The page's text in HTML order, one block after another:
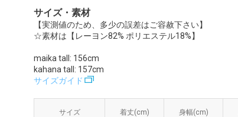
サイズ・素材
【実測値のため、多少の誤差はご容赦下さい】
☆素材は【レーヨン82% ポリエステル18%】
maika tall: 156cm
kahana tall: 157cm
サイズガイド
サイズ 着丈(cm) 身幅(cm)
サイズ 着丈(cm) 身幅(cm)